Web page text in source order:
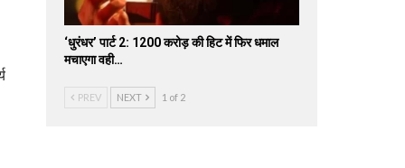
‘धुरंधर’ पार्ट 2: 1200 करोड़ की हिट में फिर धमाल
मचाएगा वही…
PREV NEXT 1 of 2